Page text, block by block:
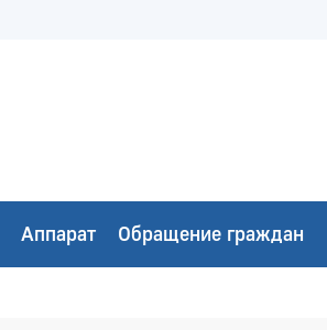
Аппарат Обращение граждан